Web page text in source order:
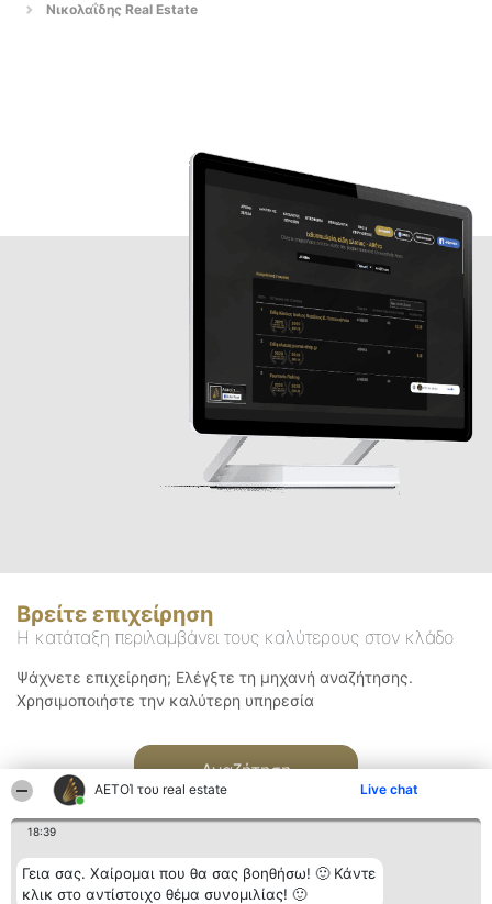
ΑΕΤΟΊ του real estate Live chat
18:39
Γεια σας. Χαίρομαι που θα σας βοηθήσω! 🙂 Κάντε
κλικ στο αντίστοιχο θέμα συνομιλίας! 🙂
Νικολαΐδης Real Estate
Βρείτε επιχείρηση
Η κατάταξη περιλαμβάνει τους καλύτερους στον κλάδο
Ψάχνετε επιχείρηση; Ελέγξτε τη μηχανή αναζήτησης.
Χρησιμοποιήστε την καλύτερη υπηρεσία
Αναζήτηση